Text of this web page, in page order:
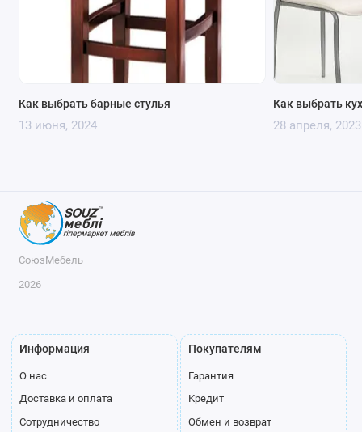
Как выбрать барные стулья
13 июня, 2024
Как выбрать
28 апреля, 2023
СоюзМебель
2026
Информация
О нас
Доставка и оплата
Сотрудничество
Покупателям
Гарантия
Кредит
Обмен и возврат